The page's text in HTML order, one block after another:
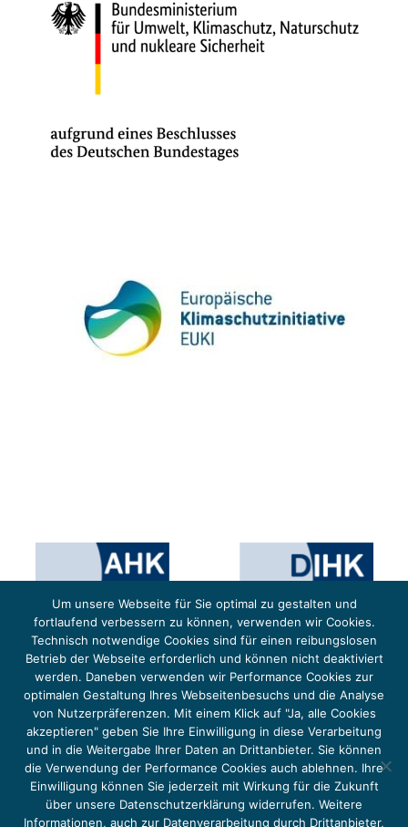
Das Projekt YOUNG ENERGY EUROPE wird gefördert durch die Europäische Klimaschutzinitiative (EUKI).
Die EUKI ist ein Förderinstrument des deutschen Bundesministeriums für Umwelt, Klimaschutz,
Naturschutz und nukleare Sicherheit (BMUKN). Übergeordnetes Ziel der EUKI ist eine Intensivierung des
grenzüberschreitenden Dialogs sowie des Wissens- und Erfahrungsaustauschs in der Europäischen Union,
um gemeinsam die Umsetzung des Paris Abkommens voranzutreiben.
Um unsere Webseite für Sie optimal zu gestalten und
fortlaufend verbessern zu können, verwenden wir Cookies.
Technisch notwendige Cookies sind für einen reibungslosen
Betrieb der Webseite erforderlich und können nicht deaktiviert
werden. Daneben verwenden wir Performance Cookies zur
optimalen Gestaltung Ihres Webseitenbesuchs und die Analyse
von Nutzerpräferenzen. Mit einem Klick auf "Ja, alle Cookies
akzeptieren" geben Sie Ihre Einwilligung in diese Verarbeitung
und in die Weitergabe Ihrer Daten an Drittanbieter. Sie können
die Verwendung der Performance Cookies auch ablehnen. Ihre
Einwilligung können Sie jederzeit mit Wirkung für die Zukunft
über unsere Datenschutzerklärung widerrufen. Weitere
Informationen, auch zur Datenverarbeitung durch Drittanbieter,